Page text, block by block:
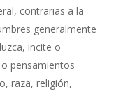
contrarias a la
generalmente
incite o
pensamientos
raza, religión,